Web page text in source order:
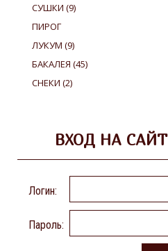
СУШКИ (9)
ПИРОГ
ЛУКУМ (9)
БАКАЛЕЯ (45)
СНЕКИ (2)
ВХОД НА САЙТ
Логин:
Пароль: